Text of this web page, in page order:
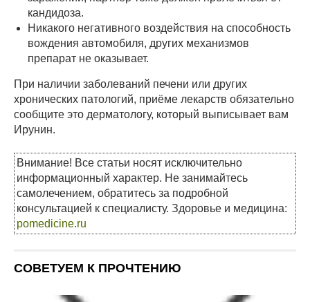
кандидоза.
Никакого негативного воздействия на способность
вождения автомобиля, других механизмов
препарат не оказывает.
При наличии заболеваний печени или других
хронических патологий, приёме лекарств обязательно
сообщите это дерматологу, который выписывает вам
Ирунин.
Внимание! Все статьи носят исключительно
информационный характер. Не занимайтесь
самолечением, обратитесь за подробной
консультацией к специалисту. Здоровье и медицина:
pomedicine.ru
СОВЕТУЕМ К ПРОЧТЕНИЮ